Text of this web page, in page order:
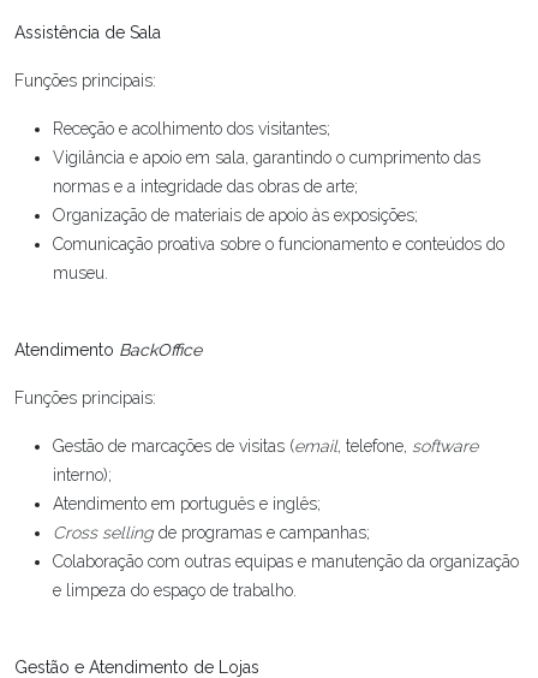
Assistência de Sala
Funções principais:
Receção e acolhimento dos visitantes;
Vigilância e apoio em sala, garantindo o cumprimento das
normas e a integridade das obras de arte;
Organização de materiais de apoio às exposições;
Comunicação proativa sobre o funcionamento e conteúdos do
museu.
Atendimento BackOffice
Funções principais:
Gestão de marcações de visitas (email, telefone, software
interno);
Atendimento em português e inglês;
Cross selling de programas e campanhas;
Colaboração com outras equipas e manutenção da organização
e limpeza do espaço de trabalho.
Gestão e Atendimento de Lojas